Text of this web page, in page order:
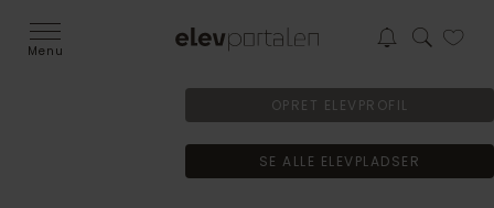
Menu
OPRET ELEVPROFIL
SE ALLE ELEVPLADSER